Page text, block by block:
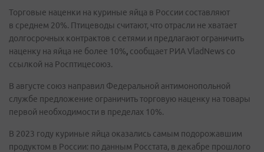
Торговые наценки на куриные яйца в России составляют
в среднем 20%. Птицеводы считают, что отрасли не хватает
долгосрочных контрактов с сетями и предлагают ограничить
наценку на яйца не более 10%, сообщает РИА VladNews со
ссылкой на Росптицесоюз.
В августе союз направил Федеральной антимонопольной
службе предложение ограничить торговую наценку на товары
первой необходимости в пределах 10%.
В 2023 году куриные яйца оказались самым подорожавшим
продуктом в России: по данным Росстата, в декабре прошлого